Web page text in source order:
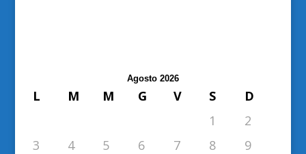
Agosto 2026
L M M G V S
D
1
2
3
4 5 6 7 8
9